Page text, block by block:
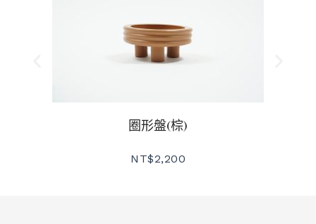
圈形盤(棕)
NT$2,200